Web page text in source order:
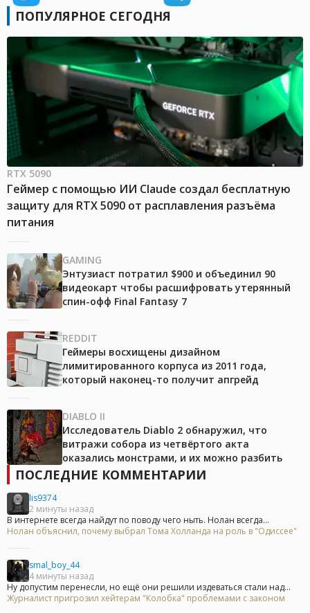
ПОПУЛЯРНОЕ СЕГОДНЯ
RTX 5090
Геймер с помощью ИИ Claude создал бесплатную
защиту для RTX 5090 от расплавления разъёма
питания
GAMING
Энтузиаст потратил $900 и объединил 90
видеокарт чтобы расшифровать утерянный
спин-офф Final Fantasy 7
REDDIT
Геймеры восхищены дизайном
лимитированного корпуса из 2011 года,
который наконец-то получит апгрейд
DIABLO II
Исследователь Diablo 2 обнаружил, что
витражи собора из четвёртого акта
оказались монстрами, и их можно разбить
ПОСЛЕДНИЕ КОММЕНТАРИИ
lis9374
2 минуты назад
В интернете всегда найдут по поводу чего ныть. Нолан всегда...
Нолан объяснил, почему выбрал Тома Холланда на роль в "Одиссее"
smal_boy_44
4 минуты назад
Ну допустим перенесли, но ещё они решили издеваться стали над...
Журналист пригрозил хейтерам "Колобка" проблемами с законом